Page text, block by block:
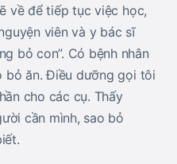
về để tiếp tục việc học,
viên và y bác sĩ
bỏ con”. Có bệnh nhân
bỏ ăn. Điều dưỡng gọi tôi
cho các cụ. Thấy
cần mình, sao bỏ